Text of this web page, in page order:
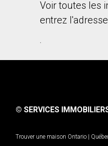
Voir toutes les
entrez
.
© SERVICES
Trouver une maison Ontario |